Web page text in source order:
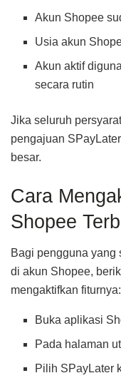
Akun Shopee
Usia akun
Akun aktif
secara rutin
Jika seluruh
pengajuan
besar.
Cara
Shopee
Bagi pengguna yang
di akun Shopee,
mengaktifkan fiturnya:
Buka aplikasi
Pada halaman
Pilih SPayLater